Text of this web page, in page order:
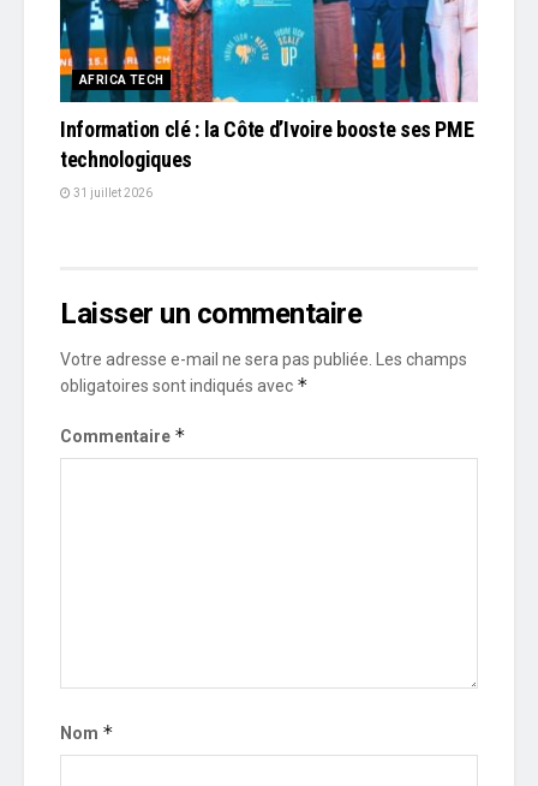
AFRICA TECH
Information clé : la Côte d’Ivoire booste ses PME
technologiques
31 juillet 2026
Laisser un commentaire
Votre adresse e-mail ne sera pas publiée. Les champs
obligatoires sont indiqués avec *
Commentaire *
Nom *